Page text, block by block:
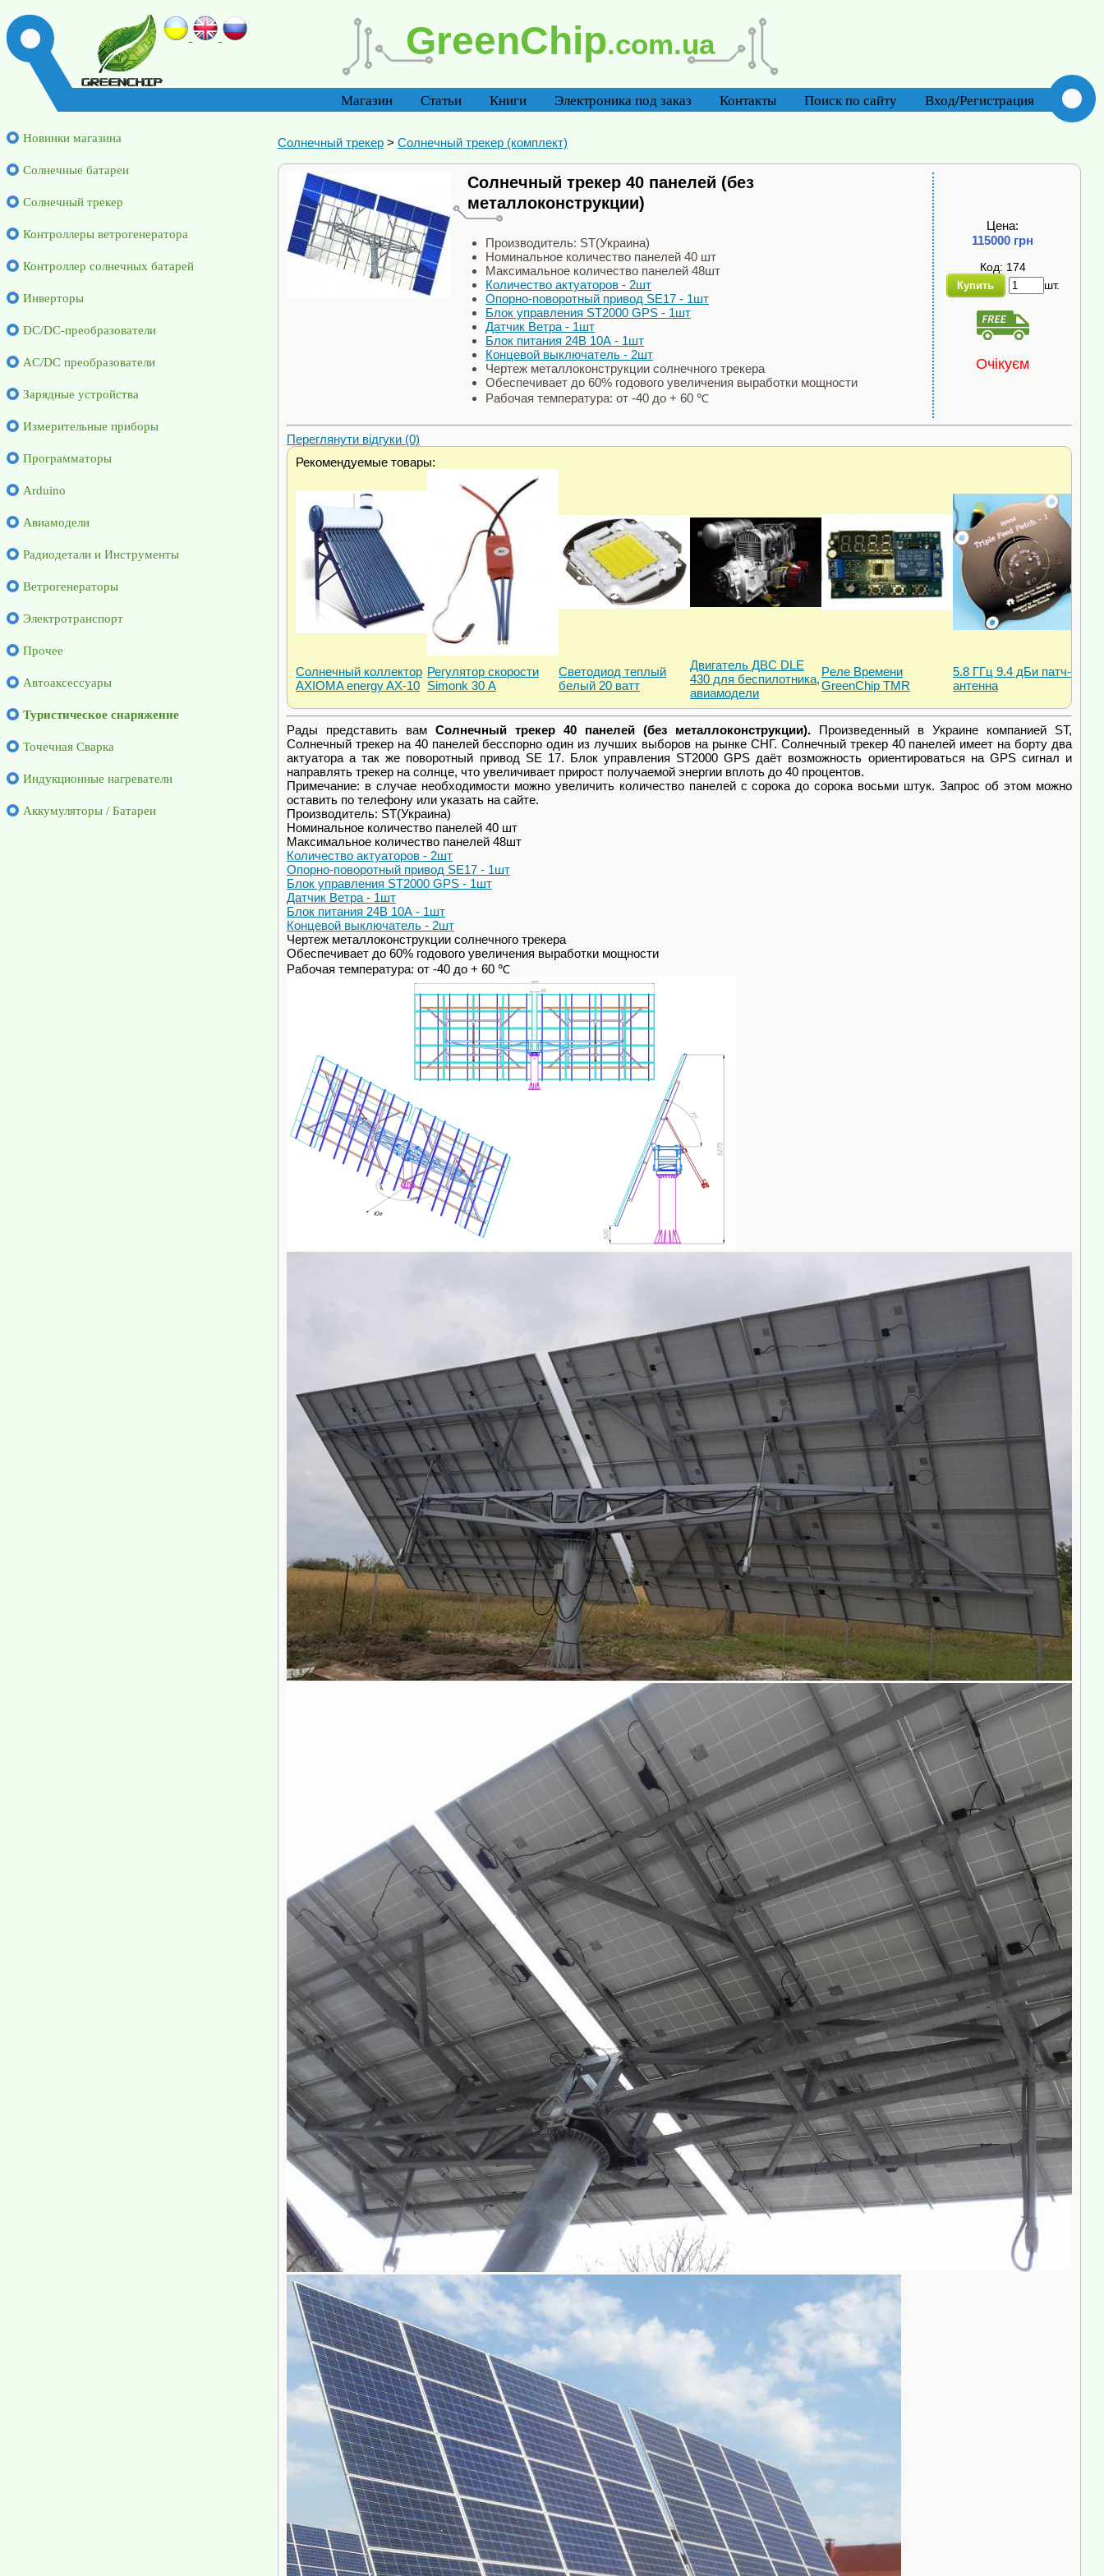
GreenChip.com.ua
Магазин Статьи Книги Электроника под заказ Контакты Поиск по сайту Вход/Регистрация
Солнечный трекер > Солнечный трекер (комплект)
Солнечный трекер 40 панелей (без
металлоконструкции)
Производитель: ST(Украина)
Номинальное количество панелей 40 шт
Максимальное количество панелей 48шт
Количество актуаторов - 2шт
Опорно-поворотный привод SE17 - 1шт
Блок управления ST2000 GPS - 1шт
Датчик Ветра - 1шт
Блок питания 24В 10А - 1шт
Концевой выключатель - 2шт
Чертеж металлоконструкции солнечного трекера
Обеспечивает до 60% годового увеличения выработки мощности
Рабочая температура: от -40 до + 60 ℃
Цена:
115000 грн
Код: 174
Купить шт.
Очікуєм
Переглянути відгуки (0)
Рекомендуемые товары:
Солнечный коллектор
AXIOMA energy AX-10
Регулятор скорости
Simonk 30 А
Светодиод теплый
белый 20 ватт
Двигатель ДВС DLE
430 для беспилотника,
авиамодели
Pеле Времени
GreenChip TMR
5.8 ГГц 9.4 дБи патч-
антенна
Рады представить вам Солнечный трекер 40 панелей (без металлоконструкции). Произведенный в Украине компанией ST,
Солнечный трекер на 40 панелей бесспорно один из лучших выборов на рынке СНГ. Солнечный трекер 40 панелей имеет на борту два
актуатора а так же поворотный привод SE 17. Блок управления ST2000 GPS даёт возможность ориентироваться на GPS сигнал и
направлять трекер на солнце, что увеличивает прирост получаемой энергии вплоть до 40 процентов.
Примечание: в случае необходимости можно увеличить количество панелей с сорока до сорока восьми штук. Запрос об этом можно
оставить по телефону или указать на сайте.
Производитель: ST(Украина)
Номинальное количество панелей 40 шт
Максимальное количество панелей 48шт
Количество актуаторов - 2шт
Опорно-поворотный привод SE17 - 1шт
Блок управления ST2000 GPS - 1шт
Датчик Ветра - 1шт
Блок питания 24В 10А - 1шт
Концевой выключатель - 2шт
Чертеж металлоконструкции солнечного трекера
Обеспечивает до 60% годового увеличения выработки мощности
Рабочая температура: от -40 до + 60 ℃
Новинки магазина
Солнечные батареи
Солнечный трекер
Контроллеры ветрогенератора
Контроллер солнечных батарей
Инверторы
DC/DC-преобразователи
AC/DC преобразователи
Зарядные устройства
Измерительные приборы
Программаторы
Arduino
Авиамодели
Радиодетали и Инструменты
Ветрогенераторы
Электротранспорт
Прочее
Автоаксессуары
Туристическое снаряжение
Точечная Сварка
Индукционные нагреватели
Аккумуляторы / Батареи